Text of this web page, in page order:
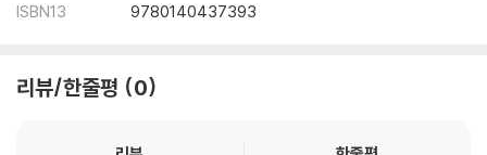
ISBN13
9780140437393
리뷰/한줄평 0